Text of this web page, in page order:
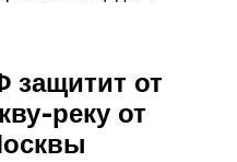
от
реку от